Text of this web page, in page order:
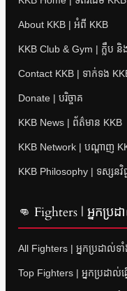
About KKB | អំពី KKB
KKB Club & Gym | ក្លឹប និ
Contact KKB | ទាក់ទង
Donate | បរិច្ចាគ
KKB News | ព័ត៌មាន KKB
KKB Network | បណ្តាញ
KKB Philosophy | ទស្សនវិជ្
👊 Fighters | អ្នកប្រ
All Fighters | អ្នកប្រដាល់ទ
Top Fighters | អ្នកប្រដាល់ឆ្